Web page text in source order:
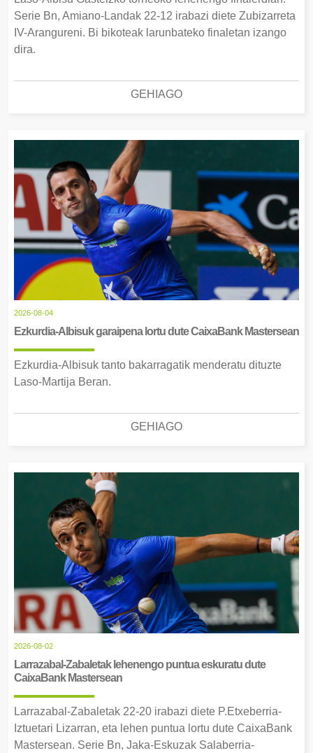
Serie Bn, Amiano-Landak 22-12 irabazi diete Zubizarreta
IV-Arangureni. Bi bikoteak larunbateko finaletan izango
dira.
GEHIAGO
2026-08-04
Ezkurdia-Albisuk garaipena lortu dute CaixaBank Mastersean
Ezkurdia-Albisuk tanto bakarragatik menderatu dituzte
Laso-Martija Beran.
GEHIAGO
2026-08-02
Larrazabal-Zabaletak lehenengo puntua eskuratu dute
CaixaBank Mastersean
Larrazabal-Zabaletak 22-20 irabazi diete P.Etxeberria-
Iztuetari Lizarran, eta lehen puntua lortu dute CaixaBank
Mastersean. Serie Bn, Jaka-Eskuzak Salaberria-